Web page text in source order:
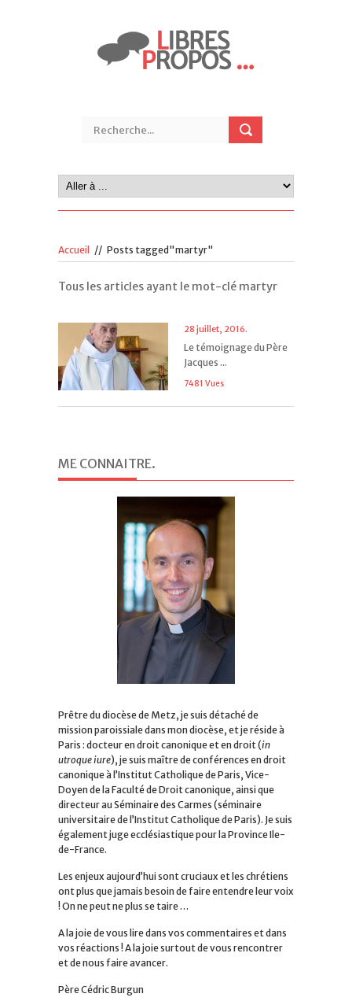
Accueil // Posts tagged"martyr"
Tous les articles ayant le mot-clé martyr
28 juillet, 2016.
Le témoignage du Père
Jacques ...
7481 Vues
ME CONNAITRE.
Prêtre du diocèse de Metz, je suis détaché de
mission paroissiale dans mon diocèse, et je réside à
Paris : docteur en droit canonique et en droit (in
utroque iure), je suis maître de conférences en droit
canonique à l’Institut Catholique de Paris, Vice-
Doyen de la Faculté de Droit canonique, ainsi que
directeur au Séminaire des Carmes (séminaire
universitaire de l’Institut Catholique de Paris). Je suis
également juge ecclésiastique pour la Province Ile-
de-France.
Les enjeux aujourd’hui sont cruciaux et les chrétiens
ont plus que jamais besoin de faire entendre leur voix
! On ne peut ne plus se taire …
A la joie de vous lire dans vos commentaires et dans
vos réactions ! A la joie surtout de vous rencontrer
et de nous faire avancer.
Père Cédric Burgun